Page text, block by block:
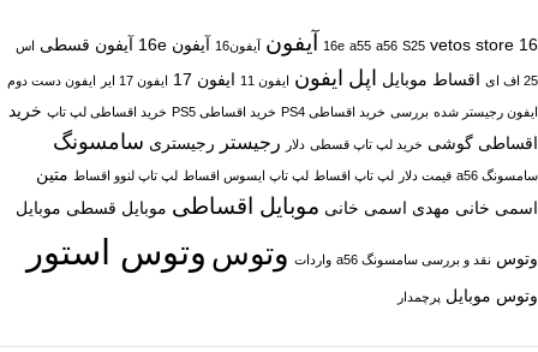
16
16e a55 a56 S25 vetos store آیفون آیفون16 آیفون 16e آیفون قسطی اس
25 اف ای اقساط موبایل اپل ایفون ایفون 11 ایفون 17 ایفون 17 ایر ایفون دست دوم
ایفون رجیستر شده بررسی خرید اقساطی PS4 خرید اقساطی PS5 خرید اقساطی لپ تاپ خرید
اقساطی گوشی خرید لپ تاپ قسطی دلار رجیستر رجیستری سامسونگ
سامسونگ a56 قیمت دلار لپ تاپ اقساط لپ تاپ ایسوس اقساط لپ تاپ لنوو اقساط متین
اسمی خانی مهدی اسمی خانی موبایل اقساطی موبایل قسطی موبایل
وتوس نقد و بررسی سامسونگ a56 واردات وتوس وتوس استور
وتوس موبایل پرچمدار